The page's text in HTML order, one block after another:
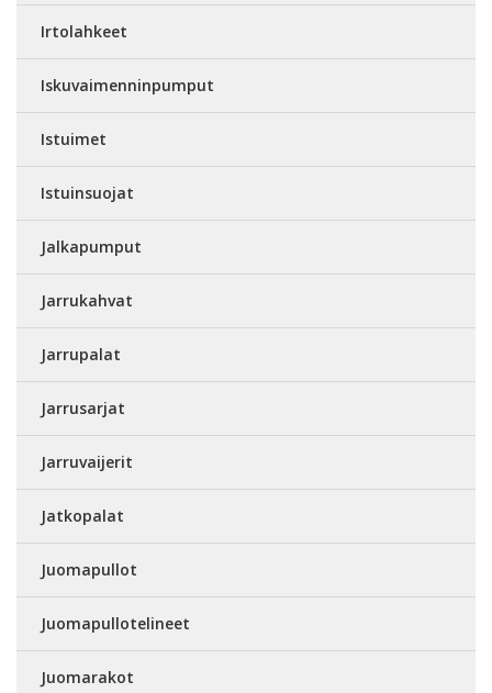
Irtolahkeet
Iskuvaimenninpumput
Istuimet
Istuinsuojat
Jalkapumput
Jarrukahvat
Jarrupalat
Jarrusarjat
Jarruvaijerit
Jatkopalat
Juomapullot
Juomapullotelineet
Juomarakot